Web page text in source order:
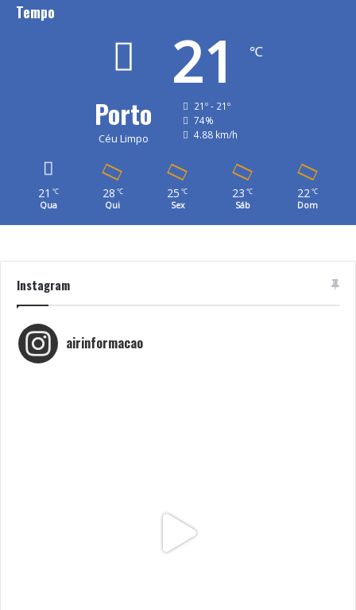
Tempo
Porto
Céu Limpo
21 ℃
21º - 21º
74%
4.88 km/h
21 ℃
Qua
28 ℃
Qui
25 ℃
Sex
23 ℃
Sáb
22℃
Dom
Instagram
airinformacao